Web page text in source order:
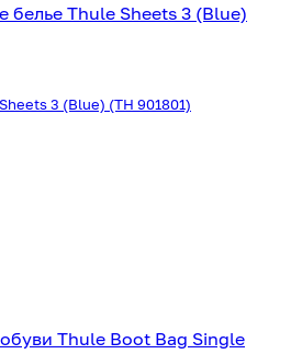
3 (Blue) (TH 901801)